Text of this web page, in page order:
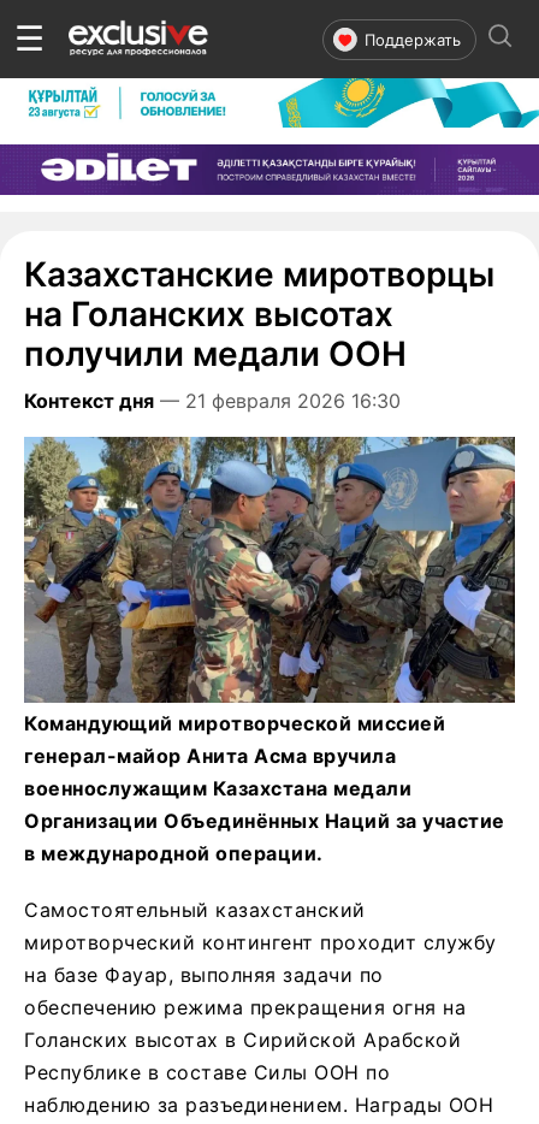
☰ Поддержать
Казахстанские миротворцы
на Голанских высотах
получили медали ООН
Контекст дня — 21 февраля 2026 16:30
Командующий миротворческой миссией
генерал-майор Анита Асма вручила
военнослужащим Казахстана медали
Организации Объединённых Наций за участие
в международной операции.
Самостоятельный казахстанский
миротворческий контингент проходит службу
на базе Фауар, выполняя задачи по
обеспечению режима прекращения огня на
Голанских высотах в Сирийской Арабской
Республике в составе Силы ООН по
наблюдению за разъединением. Награды ООН